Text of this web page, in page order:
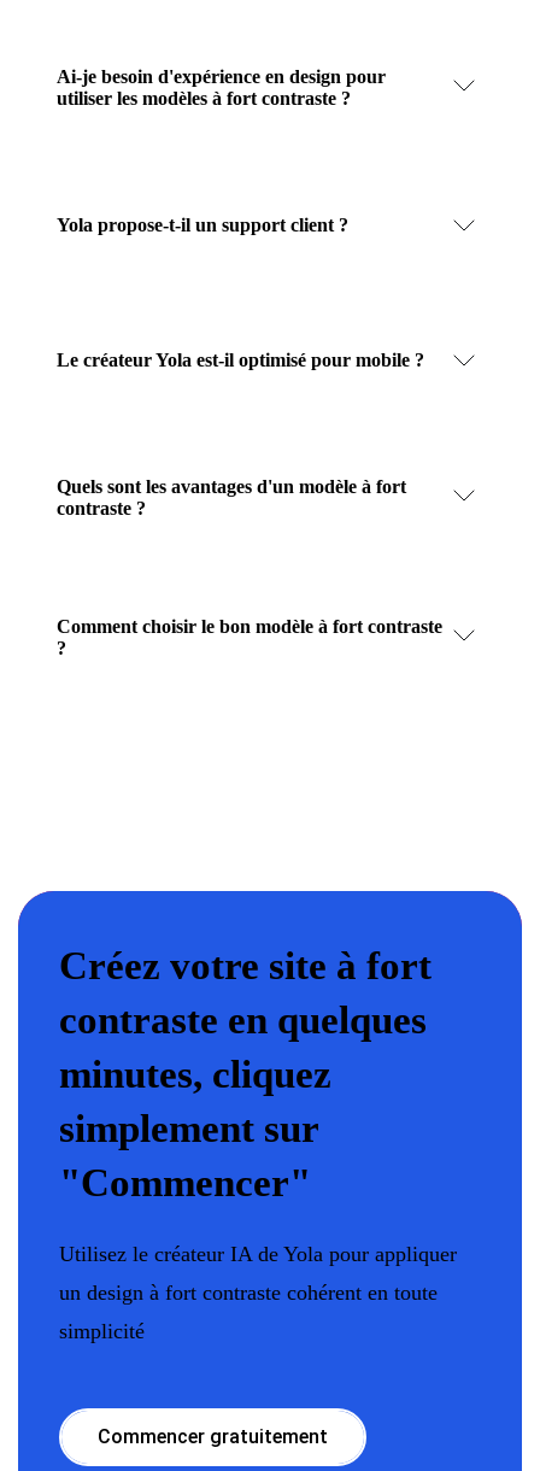
Ai-je besoin d'expérience en design pour
utiliser les modèles à fort contraste ?
Yola propose-t-il un support client ?
Le créateur Yola est-il optimisé pour mobile ?
Quels sont les avantages d'un modèle à fort
contraste ?
Comment choisir le bon modèle à fort contraste
?
Créez votre site à fort
contraste en quelques
minutes, cliquez
simplement sur
"Commencer"
Utilisez le créateur IA de Yola pour appliquer
un design à fort contraste cohérent en toute
simplicité
Commencer gratuitement